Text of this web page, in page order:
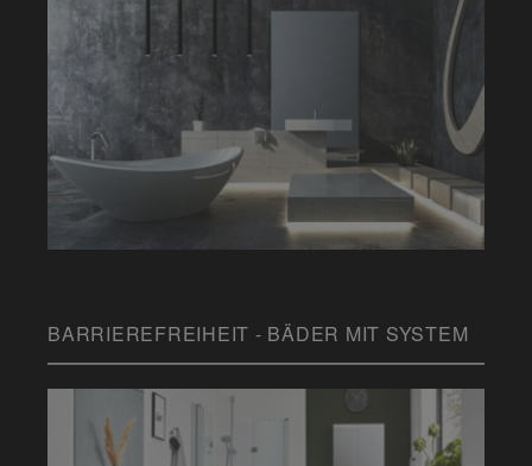
BARRIEREFREIHEIT - BÄDER MIT SYSTEM